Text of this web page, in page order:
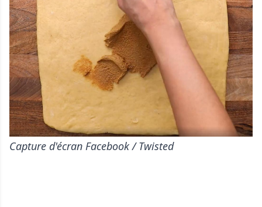
Capture d'écran Facebook / Twisted